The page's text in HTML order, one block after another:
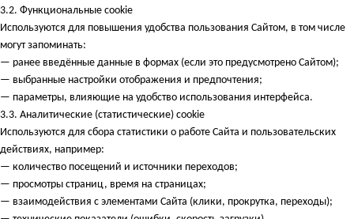
3.2. Функциональные cookie
Используются для повышения удобства пользования Сайтом, в том числе
могут запоминать:
— ранее введённые данные в формах (если это предусмотрено Сайтом);
— выбранные настройки отображения и предпочтения;
— параметры, влияющие на удобство использования интерфейса.
3.3. Аналитические (статистические) cookie
Используются для сбора статистики о работе Сайта и пользовательских
действиях, например:
— количество посещений и источники переходов;
— просмотры страниц, время на страницах;
— взаимодействия с элементами Сайта (клики, прокрутка, переходы);